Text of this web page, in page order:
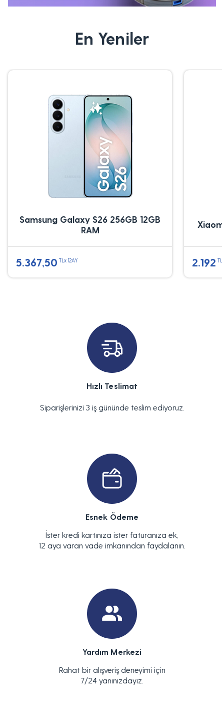
En Yeniler
Samsung Galaxy S26 256GB 12GB
RAM
5.367,50 TLx 12AY 2.192
Hızlı Teslimat
Siparişlerinizi 3 iş gününde teslim ediyoruz.
Esnek Ödeme
İster kredi kartınıza ister faturanıza ek,
12 aya varan vade imkanından faydalanın.
Yardım Merkezi
Rahat bir alışveriş deneyimi için
7/24 yanınızdayız.